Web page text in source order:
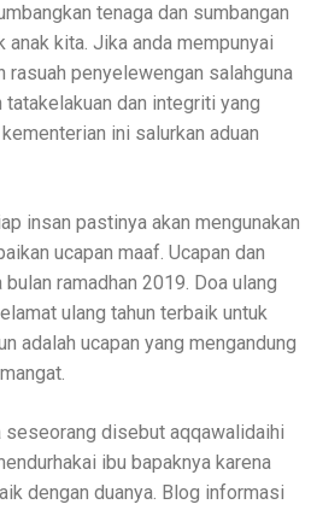
tenaga dan sumbangan
anak kita. Jika anda mempunyai
rasuah penyelewengan salahguna
dan integriti yang
ini salurkan aduan
insan pastinya akan mengunakan
ucapan maaf. Ucapan dan
ramadhan 2019. Doa ulang
ulang tahun terbaik untuk
adalah ucapan yang mengandung
seseorang disebut aqqawalidaihi
ibu bapaknya karena
dengan duanya. Blog informasi